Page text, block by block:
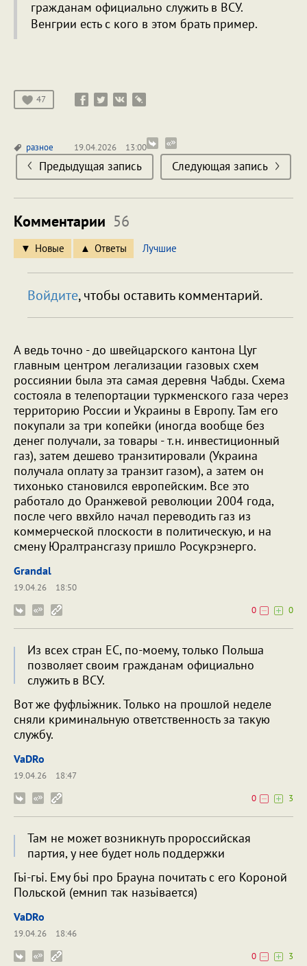
гражданам официально служить в ВСУ.
Венгрии есть с кого в этом брать пример.
47
разное 19.04.2026 13:00
Предыдущая запись Следующая запись
Комментарии 56
Новые Ответы Лучшие
Войдите, чтобы оставить комментарий.
А ведь точно - до швейцарского кантона Цуг
главным центром легализации газовых схем
россиянии была эта самая деревня Чабды. Схема
состояла в телепортации туркменского газа через
территорию России и Украины в Европу. Там его
покупали за три копейки (иногда вообще без
денег получали, за товары - т.н. инвестиционный
газ), затем дешево транзитировали (Украина
получала оплату за транзит газом), а затем он
тихонько становился европейским. Все это
работало до Оранжевой революции 2004 года,
после чего ввхйло начал переводить газ из
коммерческой плоскости в политическую, и на
смену Юралтрансгазу пришло Росукрэнерго.
Grandal
19.04.26
18:50
0
0
Из всех стран ЕС, по-моему, только Польша
позволяет своим гражданам официально
служить в ВСУ.
Вот же фуфльіжник. Только на прошлой неделе
сняли криминальную ответственность за такую
службу.
VaDRo
19.04.26
18:47
0
3
Там не может возникнуть пророссийская
партия, у нее будет ноль поддержки
Гьі-гьі. Ему бьі про Брауна почитать с его Короной
Польской (емнип так назьівается)
VaDRo
19.04.26
18:46
0
3